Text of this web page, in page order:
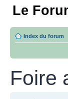
Le
Index du forum
Foire